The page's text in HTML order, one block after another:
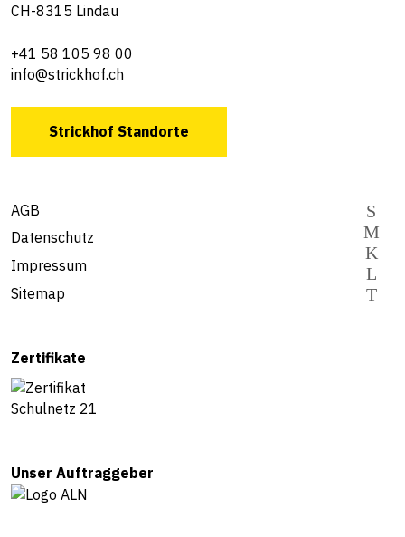
CH-8315 Lindau
+41 58 105 98 00
info@strickhof.ch
Strickhof Standorte
AGB
Datenschutz
Impressum
Sitemap
Zertifikate
Unser Auftraggeber